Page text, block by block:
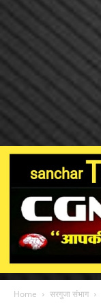
Home सरगुजा संभाग